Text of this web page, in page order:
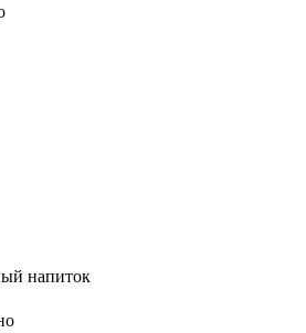
напиток